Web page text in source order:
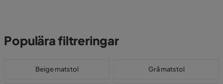
Populära filtreringar
Beige matstol Grå matstol